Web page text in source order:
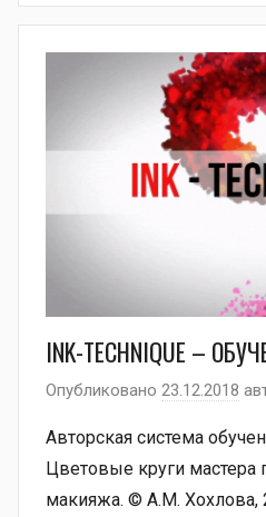
INK-TECHNIQUE –
Опубликовано 23.12.2018
Авторская система
Цветовые круги мастера
макияжа. © А.М. Хохлова,